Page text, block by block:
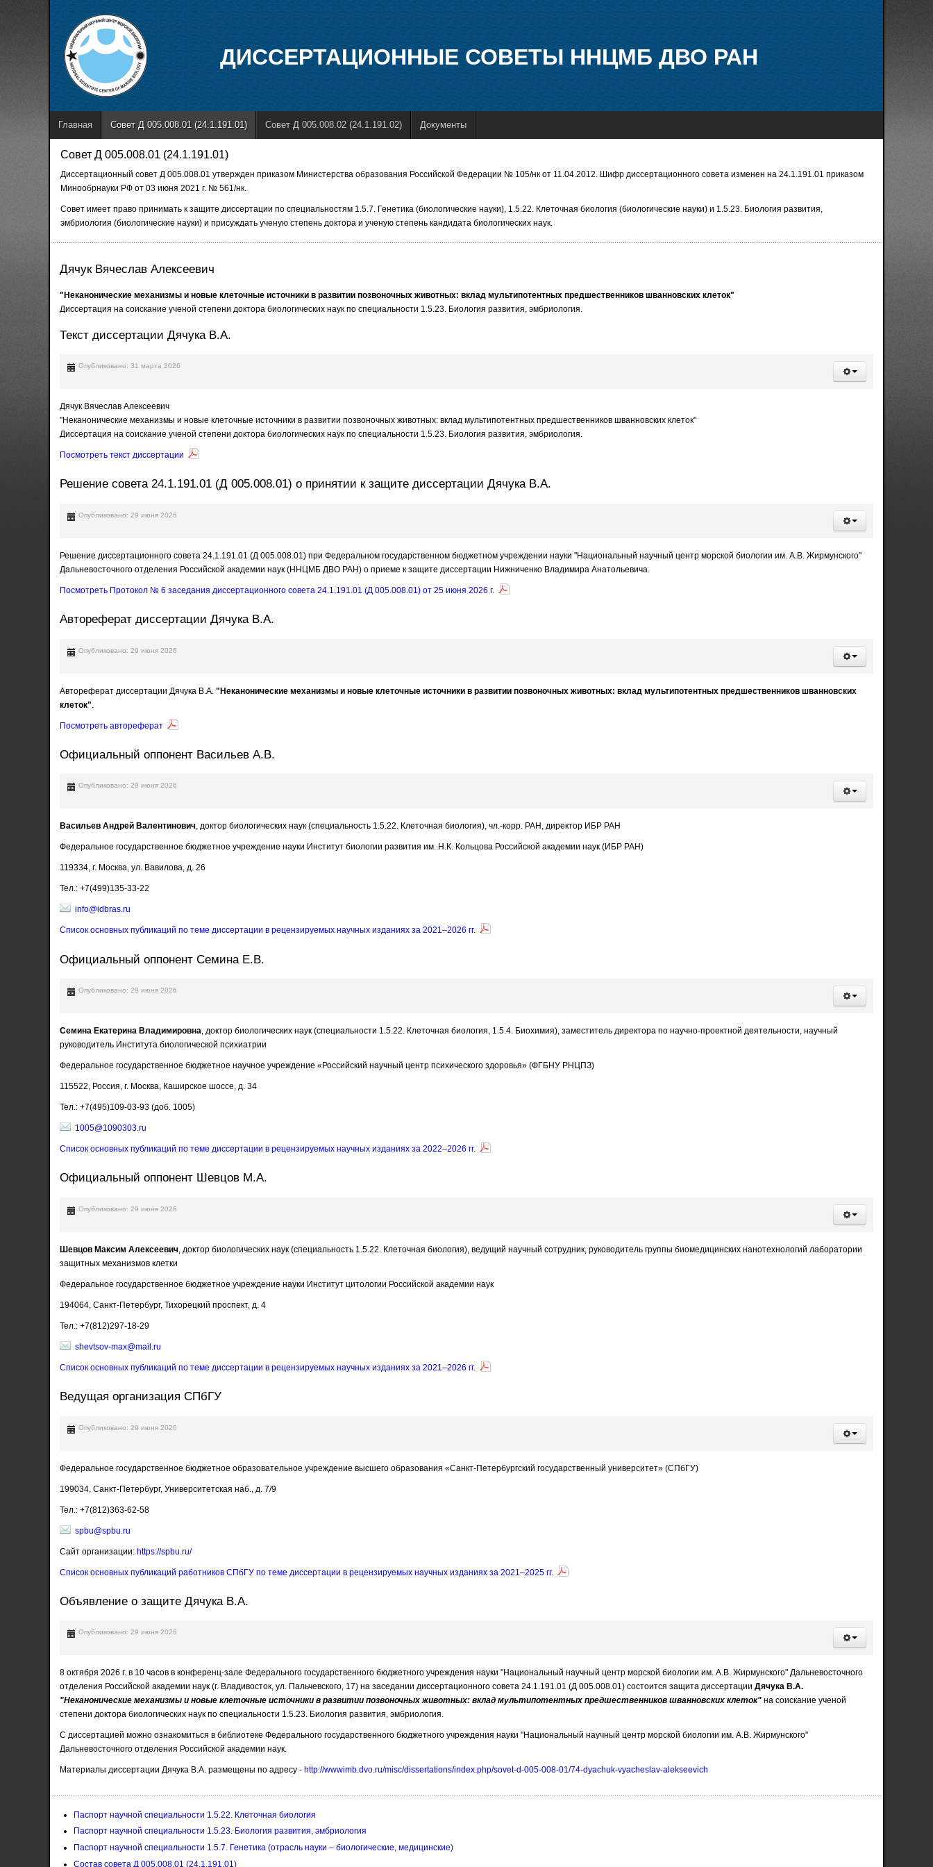
ДИССЕРТАЦИОННЫЕ СОВЕТЫ ННЦМБ ДВО РАН
Главная Совет Д 005.008.01 (24.1.191.01) Совет Д 005.008.02 (24.1.191.02) Документы
Совет Д 005.008.01 (24.1.191.01)
Диссертационный совет Д 005.008.01 утвержден приказом Министерства образования Российской Федерации № 105/нк от 11.04.2012. Шифр диссертационного совета изменен на 24.1.191.01 приказом
Минообрнауки РФ от 03 июня 2021 г. № 561/нк.
Совет имеет право принимать к защите диссертации по специальностям 1.5.7. Генетика (биологические науки), 1.5.22. Клеточная биология (биологические науки) и 1.5.23. Биология развития,
эмбриология (биологические науки) и присуждать ученую степень доктора и ученую степень кандидата биологических наук.
Дячук Вячеслав Алексеевич
"Неканонические механизмы и новые клеточные источники в развитии позвоночных животных: вклад мультипотентных предшественников шванновских клеток"
Диссертация на соискание ученой степени доктора биологических наук по специальности 1.5.23. Биология развития, эмбриология.
Текст диссертации Дячука В.А.
Опубликовано: 31 марта 2026
Дячук Вячеслав Алексеевич
"Неканонические механизмы и новые клеточные источники в развитии позвоночных животных: вклад мультипотентных предшественников шванновских клеток"
Диссертация на соискание ученой степени доктора биологических наук по специальности 1.5.23. Биология развития, эмбриология.
Посмотреть текст диссертации
Решение совета 24.1.191.01 (Д 005.008.01) о принятии к защите диссертации Дячука В.А.
Опубликовано: 29 июня 2026
Решение диссертационного совета 24.1.191.01 (Д 005.008.01) при Федеральном государственном бюджетном учреждении науки "Национальный научный центр морской биологии им. А.В. Жирмунского"
Дальневосточного отделения Российской академии наук (ННЦМБ ДВО РАН) о приеме к защите диссертации Нижниченко Владимира Анатольевича.
Посмотреть Протокол № 6 заседания диссертационного совета 24.1.191.01 (Д 005.008.01) от 25 июня 2026 г.
Автореферат диссертации Дячука В.А.
Опубликовано: 29 июня 2026
Автореферат диссертации Дячука В.А."Неканонические механизмы и новые клеточные источники в развитии позвоночных животных: вклад мультипотентных предшественников шванновских
клеток"
Посмотреть автореферат
Официальный оппонент Васильев А.В.
Опубликовано: 29 июня 2026
Васильев Андрей Валентинович, доктор биологических наук (специальность 1.5.22. Клеточная биология), чл.-корр. РАН, директор ИБР РАН
Федеральное государственное бюджетное учреждение науки Институт биологии развития им. Н.К. Кольцова Российской академии наук (ИБР РАН)
119334, г. Москва, ул. Вавилова, д. 26
Тел.: +7(499)135-33-22
info@idbras.ru
Список основных публикаций по теме диссертации в рецензируемых научных изданиях за 2021–2026 гг.
Официальный оппонент Семина Е.В.
Опубликовано: 29 июня 2026
Семина Екатерина Владимировна, доктор биологических наук (специальности 1.5.22. Клеточная биология, 1.5.4. Биохимия), заместитель директора по научно-проектной деятельности, научный
руководитель Института биологической психиатрии
Федеральное государственное бюджетное научное учреждение «Российский научный центр психического здоровья» (ФГБНУ РНЦПЗ)
115522, Россия, г. Москва, Каширское шоссе, д. 34
Тел.: +7(495)109-03-93 (доб. 1005)
1005@1090303.ru
Список основных публикаций по теме диссертации в рецензируемых научных изданиях за 2022–2026 гг.
Официальный оппонент Шевцов М.А.
Опубликовано: 29 июня 2026
Шевцов Максим Алексеевич, доктор биологических наук (специальность 1.5.22. Клеточная биология), ведущий научный сотрудник, руководитель группы биомедицинских нанотехнологий лаборатории
защитных механизмов клетки
Федеральное государственное бюджетное учреждение науки Институт цитологии Российской академии наук
194064, Санкт-Петербург, Тихорецкий проспект, д. 4
Тел.: +7(812)297-18-29
shevtsov-max@mail.ru
Список основных публикаций по теме диссертации в рецензируемых научных изданиях за 2021–2026 гг.
Ведущая организация СПбГУ
Опубликовано: 29 июня 2026
Федеральное государственное бюджетное образовательное учреждение высшего образования «Санкт-Петербургский государственный университет» (СПбГУ)
199034, Санкт-Петербург, Университетская наб., д. 7/9
Тел.: +7(812)363-62-58
spbu@spbu.ru
Сайт организации:https://spbu.ru/
Список основных публикаций работников СПбГУ по теме диссертации в рецензируемых научных изданиях за 2021–2025 гг.
Объявление о защите Дячука В.А.
Опубликовано: 29 июня 2026
8 октября 2026 г. в 10 часов в конференц-зале Федерального государственного бюджетного учреждения науки "Национальный научный центр морской биологии им. А.В. Жирмунского" Дальневосточного
отделения Российской академии наук (г. Владивосток, ул. Пальчевского, 17) на заседании диссертационного совета 24.1.191.01 (Д 005.008.01) состоится защита диссертацииДячука В.А.
"Неканонические механизмы и новые клеточные источники в развитии позвоночных животных: вклад мультипотентных предшественников шванновских клеток" на соискание ученой
степени доктора биологических наук по специальности 1.5.23. Биология развития, эмбриология.
С диссертацией можно ознакомиться в библиотеке Федерального государственного бюджетного учреждения науки "Национальный научный центр морской биологии им. А.В. Жирмунского"
Дальневосточного отделения Российской академии наук.
Материалы диссертации Дячука В.А. размещены по адресу - http://wwwimb.dvo.ru/misc/dissertations/index.php/sovet-d-005-008-01/74-dyachuk-vyacheslav-alekseevich
Паспорт научной специальности 1.5.22. Клеточная биология
Паспорт научной специальности 1.5.23. Биология развития, эмбриология
Паспорт научной специальности 1.5.7. Генетика (отрасль науки – биологические, медицинские)
Состав совета Д 005.008.01 (24.1.191.01)